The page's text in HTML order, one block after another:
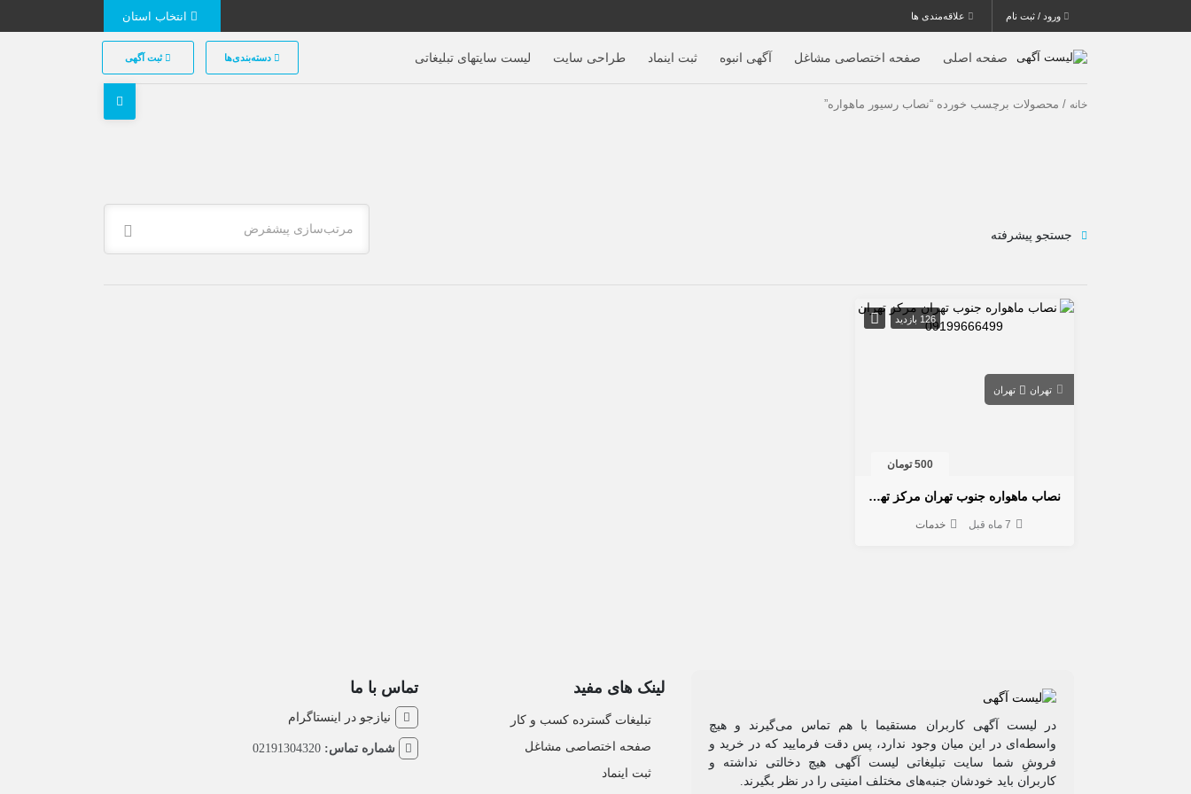
ورود / ثبت نام علاقه‌مندی ها
صفحه اصلی صفحه اختصاصی مشاغل آگهی‌ انبوه ثبت اینماد طراحی سایت لیست سایتهای تبلیغاتی دسته‌بندی‌ها ثبت آگهی
خانه / محصولات برچسب خورده “نصاب رسیور ماهواره”
مرتب‌سازی پیشفرض جستجو پیشرفته
126 بازدید
تهران تهران
500 تومان
نصاب ماهواره جنوب تهران مرکز تهران 09199666499
7 ماه قبل خدمات
در لیست آگهی کاربران مستقیما با هم تماس می‌گیرند و هیچ
واسطه‌ای در این میان وجود ندارد، پس دقت فرمایید که در خرید و
فروشِ شما سایت تبلیغاتی لیست آگهی هیچ دخالتی نداشته و
کاربران باید خودشان جنبه‌های مختلف امنیتی را در نظر بگیرند.
لینک های مفید
تبلیغات گسترده کسب و کار
صفحه اختصاصی مشاغل
ثبت اینماد
تماس با ما
نیازجو در اینستاگرام
شماره تماس: 02191304320